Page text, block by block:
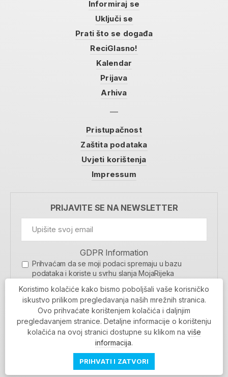
Informiraj se
Uključi se
Prati što se događa
ReciGlasno!
Kalendar
Prijava
Arhiva
Pristupačnost
Zaštita podataka
Uvjeti korištenja
Impressum
PRIJAVITE SE NA NEWSLETTER
GDPR Information
Prihvaćam da se moji podaci spremaju u bazu
podataka i koriste u svrhu slanja MojaRijeka
MOJARIJEKA NEWSLETTER
PRIJAVI SE
Povratak na vrh
Koristimo kolačiće kako bismo poboljšali vaše korisničko
iskustvo prilikom pregledavanja naših mrežnih stranica.
Ovo prihvaćate korištenjem kolačića i daljnjim
pregledavanjem stranice. Detaljne informacije o korištenju
kolačića na ovoj stranici dostupne su klikom na više
informacija.
PRIHVATI I ZATVORI